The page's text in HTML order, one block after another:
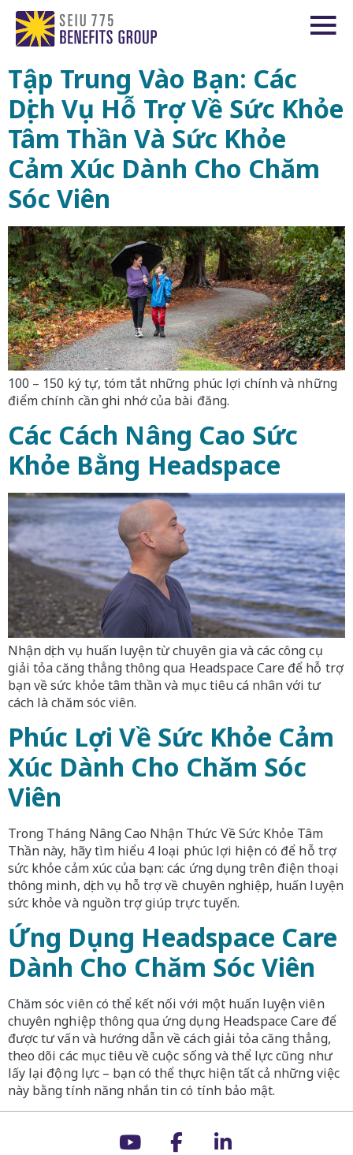
Tập Trung Vào Bạn: Các
Dịch Vụ Hỗ Trợ Về Sức Khỏe
Tâm Thần Và Sức Khỏe
Cảm Xúc Dành Cho Chăm
Sóc Viên
100 – 150 ký tự, tóm tắt những phúc lợi chính và những
điểm chính cần ghi nhớ của bài đăng.
Các Cách Nâng Cao Sức
Khỏe Bằng Headspace
Nhận dịch vụ huấn luyện từ chuyên gia và các công cụ
giải tỏa căng thẳng thông qua Headspace Care để hỗ trợ
bạn về sức khỏe tâm thần và mục tiêu cá nhân với tư
cách là chăm sóc viên.
Phúc Lợi Về Sức Khỏe Cảm
Xúc Dành Cho Chăm Sóc
Viên
Trong Tháng Nâng Cao Nhận Thức Về Sức Khỏe Tâm
Thần này, hãy tìm hiểu 4 loại phúc lợi hiện có để hỗ trợ
sức khỏe cảm xúc của bạn: các ứng dụng trên điện thoại
thông minh, dịch vụ hỗ trợ về chuyên nghiệp, huấn luyện
sức khỏe và nguồn trợ giúp trực tuyến.
Ứng Dụng Headspace Care
Dành Cho Chăm Sóc Viên
Chăm sóc viên có thể kết nối với một huấn luyện viên
chuyên nghiệp thông qua ứng dụng Headspace Care để
được tư vấn và hướng dẫn về cách giải tỏa căng thẳng,
theo dõi các mục tiêu về cuộc sống và thể lực cũng như
lấy lại động lực – bạn có thể thực hiện tất cả những việc
này bằng tính năng nhắn tin có tính bảo mật.